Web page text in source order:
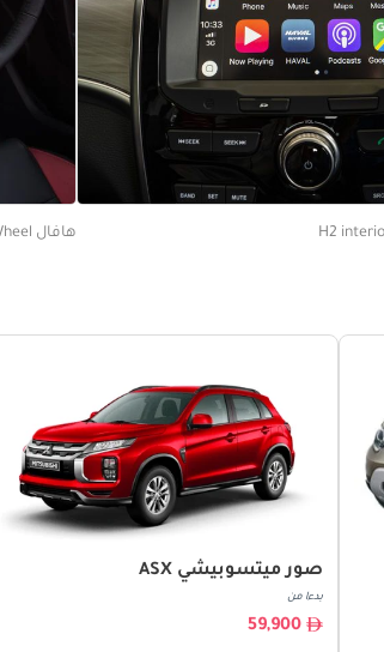
هافال H2 interior - Steering Wheel
صور ميتسوبيشي ASX
بدءا من
59,900